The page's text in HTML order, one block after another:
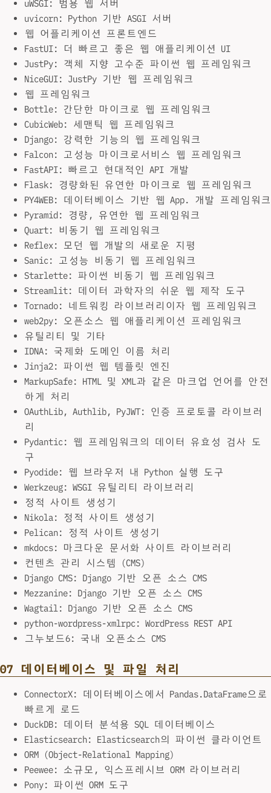
uWSGI: 범용 웹 서버
uvicorn: Python 기반 ASGI 서버
웹 어플리케이션 프론트엔드
FastUI: 더 빠르고 좋은 웹 애플리케이션 UI
JustPy: 객체 지향 고수준 파이썬 웹 프레임워크
NiceGUI: JustPy 기반 웹 프레임워크
웹 프레임워크
Bottle: 간단한 마이크로 웹 프레임워크
CubicWeb: 세맨틱 웹 프레임워크
Django: 강력한 기능의 웹 프레임워크
Falcon: 고성능 마이크로서비스 웹 프레임워크
FastAPI: 빠르고 현대적인 API 개발
Flask: 경량화된 유연한 마이크로 웹 프레임워크
PY4WEB: 데이터베이스 기반 웹 App. 개발 프레임워크
Pyramid: 경량, 유연한 웹 프레임워크
Quart: 비동기 웹 프레임워크
Reflex: 모던 웹 개발의 새로운 지평
Sanic: 고성능 비동기 웹 프레임워크
Starlette: 파이썬 비동기 웹 프레임워크
Streamlit: 데이터 과학자의 쉬운 웹 제작 도구
Tornado: 네트워킹 라이브러리이자 웹 프레임워크
web2py: 오픈소스 웹 애플리케이션 프레임워크
유틸리티 및 기타
IDNA: 국제화 도메인 이름 처리
Jinja2: 파이썬 웹 템플릿 엔진
MarkupSafe: HTML 및 XML과 같은 마크업 언어를 안전
하게 처리
OAuthLib, Authlib, PyJWT: 인증 프로토콜 라이브러
리
Pydantic: 웹 프레임워크의 데이터 유효성 검사 도
구
Pyodide: 웹 브라우저 내 Python 실행 도구
Werkzeug: WSGI 유틸리티 라이브러리
정적 사이트 생성기
Nikola: 정적 사이트 생성기
Pelican: 정적 사이트 생성기
mkdocs: 마크다운 문서화 사이트 라이브러리
컨텐츠 관리 시스템 (CMS)
Django CMS: Django 기반 오픈 소스 CMS
Mezzanine: Django 기반 오픈 소스 CMS
Wagtail: Django 기반 오픈 소스 CMS
python-wordpress-xmlrpc: WordPress REST API
그누보드6: 국내 오픈소스 CMS
07 데이터베이스 및 파일 처리
ConnectorX: 데이터베이스에서 Pandas.DataFrame으로
빠르게 로드
DuckDB: 데이터 분석용 SQL 데이터베이스
Elasticsearch: Elasticsearch의 파이썬 클라이언트
ORM (Object-Relational Mapping)
Peewee: 소규모, 익스프레시브 ORM 라이브러리
Pony: 파이썬 ORM 도구